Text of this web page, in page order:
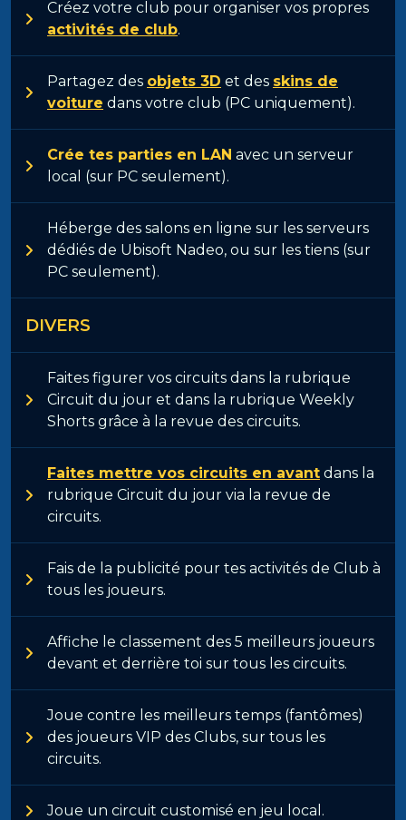
Créez votre club pour organiser vos propres
activités de club.
Partagez des objets 3D et des skins de
voiture dans votre club (PC uniquement).
Crée tes parties en LAN avec un serveur
local (sur PC seulement).
Héberge des salons en ligne sur les serveurs
dédiés de Ubisoft Nadeo, ou sur les tiens (sur
PC seulement).
DIVERS
Faites figurer vos circuits dans la rubrique
Circuit du jour et dans la rubrique Weekly
Shorts grâce à la revue des circuits.
Faites mettre vos circuits en avant dans la
rubrique Circuit du jour via la revue de
circuits.
Fais de la publicité pour tes activités de Club à
tous les joueurs.
Affiche le classement des 5 meilleurs joueurs
devant et derrière toi sur tous les circuits.
Joue contre les meilleurs temps (fantômes)
des joueurs VIP des Clubs, sur tous les
circuits.
Joue un circuit customisé en jeu local.